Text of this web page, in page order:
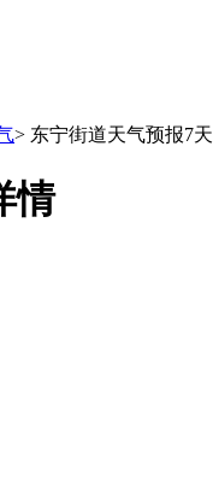
> 东宁街道天气预报7天
情